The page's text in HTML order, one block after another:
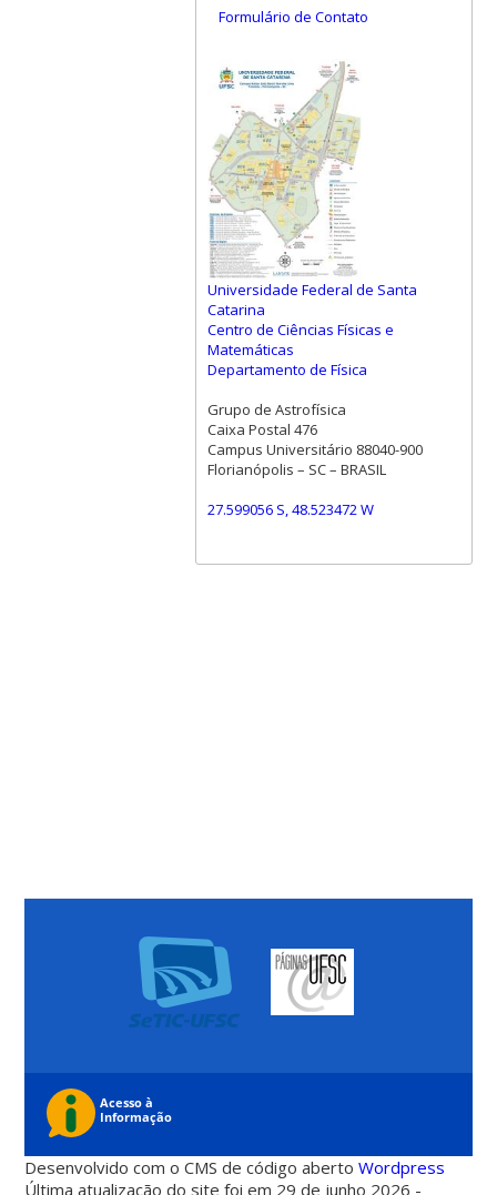
Formulário de Contato
Universidade Federal de Santa
Catarina
Centro de Ciências Físicas e
Matemáticas
Departamento de Física
Grupo de Astrofísica
Caixa Postal 476
Campus Universitário 88040-900
Florianópolis – SC – BRASIL
27.599056 S, 48.523472 W
Desenvolvido com o CMS de código abertoWordpress
Última atualização do site foi em 29 de junho 2026 -